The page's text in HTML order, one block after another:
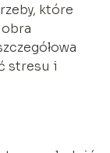
które
stresu i